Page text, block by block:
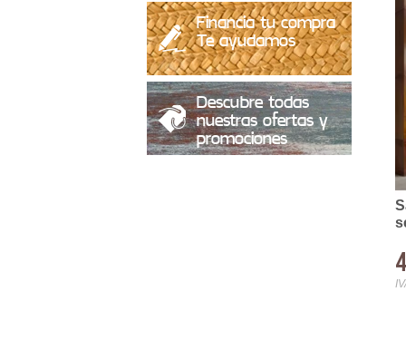
Financia tu compra
Te ayudamos
Descubre todas
nuestras ofertas y
promociones